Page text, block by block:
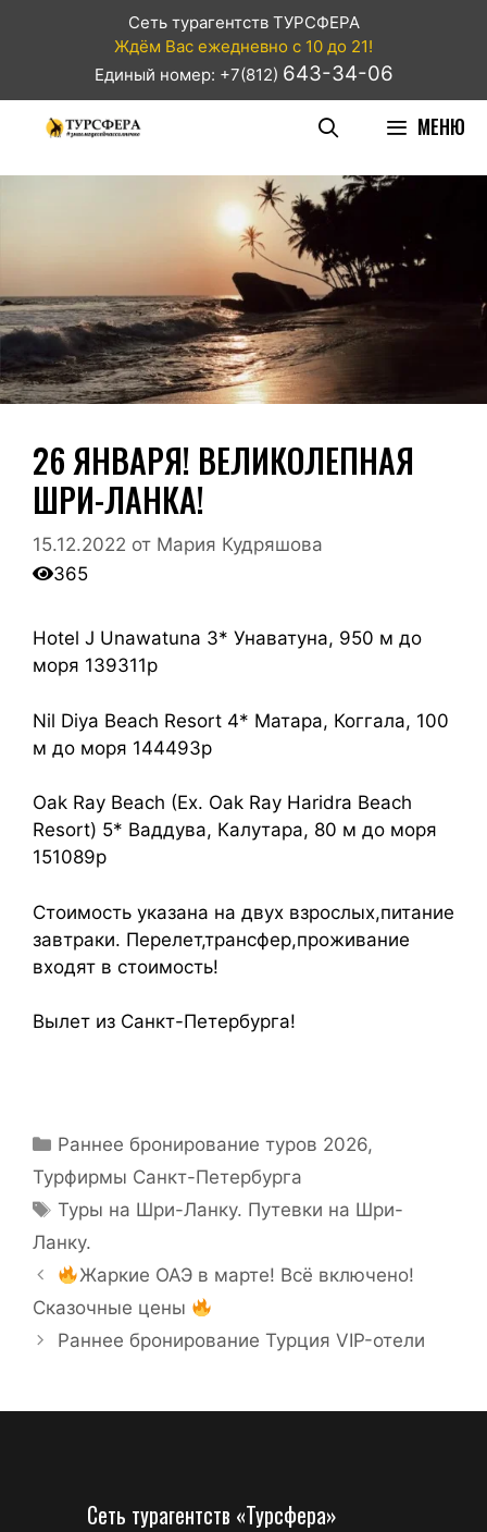
Сеть турагентств ТУРСФЕРА
Ждём Вас ежедневно с 10 до 21!
Единый номер: +7(812) 643-34-06
МЕНЮ
26 ЯНВАРЯ! ВЕЛИКОЛЕПНАЯ
ШРИ-ЛАНКА!
15.12.2022 от Мария Кудряшова
365
Hotel J Unawatuna 3* Унаватуна, 950 м до
моря 139311р
Nil Diya Beach Resort 4* Матара, Коггала, 100
м до моря 144493р
Oak Ray Beach (Ex. Oak Ray Haridra Beach
Resort) 5* Ваддува, Калутара, 80 м до моря
151089р
Стоимость указана на двух взрослых,питание
завтраки. Перелет,трансфер,проживание
входят в стоимость!
Вылет из Санкт-Петербурга!
Раннее бронирование туров 2026,
Турфирмы Санкт-Петербурга
Туры на Шри-Ланку. Путевки на Шри-
Ланку.
Жаркие ОАЭ в марте! Всё включено!
Сказочные цены
Раннее бронирование Турция VIP-отели
Сеть турагентств «Турсфера»